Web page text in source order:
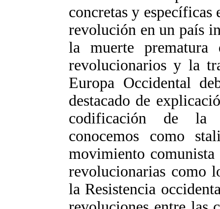
concretas y
revolución en un país
la muerte prematura
revolucionarios y la
Europa Occidental
destacado de
codificación de la
conocemos como
movimiento comunista
revolucionarias como
la Resistencia